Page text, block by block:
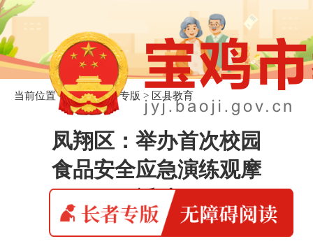
当前位置：首页>长者专版 > 区县教育
凤翔区：举办首次校园
食品安全应急演练观摩
活动